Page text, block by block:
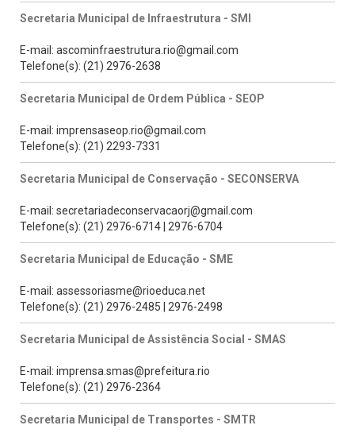
Secretaria Municipal de Infraestrutura - SMI
E-mail: ascominfraestrutura.rio@gmail.com
Telefone(s): (21) 2976-2638
Secretaria Municipal de Ordem Pública - SEOP
E-mail: imprensaseop.rio@gmail.com
Telefone(s): (21) 2293-7331
Secretaria Municipal de Conservação - SECONSERVA
E-mail: secretariadeconservacaorj@gmail.com
Telefone(s): (21) 2976-6714 | 2976-6704
Secretaria Municipal de Educação - SME
E-mail: assessoriasme@rioeduca.net
Telefone(s): (21) 2976-2485 | 2976-2498
Secretaria Municipal de Assistência Social - SMAS
E-mail: imprensa.smas@prefeitura.rio
Telefone(s): (21) 2976-2364
Secretaria Municipal de Transportes - SMTR